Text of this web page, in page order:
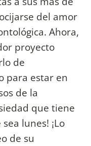
del amor
Ahora,
proyecto
de
para estar en
de la
que tiene
lunes! ¡Lo
de su